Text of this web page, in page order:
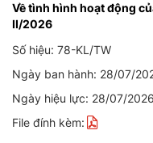
Về tình hình hoạt động
II/2026
Số hiệu: 78-KL/TW
Ngày ban hành: 28/07/
Ngày hiệu lực: 28/07/2026
File đính kèm: